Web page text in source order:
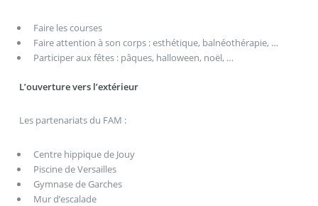
Faire les courses
Faire attention à son corps : esthétique, balnéothérapie, …
Participer aux fêtes : pâques, halloween, noël, …
L’ouverture vers l’extérieur
Les partenariats du FAM :
Centre hippique de Jouy
Piscine de Versailles
Gymnase de Garches
Mur d’escalade